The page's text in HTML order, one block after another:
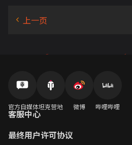
官方自媒体坦克营地 微博 哔哩哔哩
客服中心
最终用户许可协议